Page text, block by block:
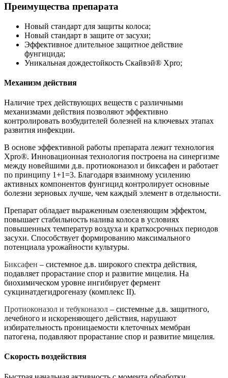
Преимущества препарата
Новый стандарт для защиты колоса;
Новый стандарт в защите от засухи;
Эффективное длительное защитное действие
фунгицида;
Уникальная дождестойкость Скайвэй® Xpro;
Механизм действия
Наличие трех действующих веществ с различными
механизмами действия позволяют эффективно
контролировать возбудителей болезней на ключевых этапах
развития инфекции.
В основе эффективной работы препарата лежит технология
Хpro®. Инновационная технология построена на синергизме
между новейшими д.в. протиоконазол и биксафен и работает
по принципу 1+1=3. Благодаря взаимному усилению
активных компонентов фунгицид контролирует основные
болезни зерновых лучше, чем каждый элемент в отдельности.
Препарат обладает выраженным озеленяющим эффектом,
повышает стабильность налива колоса в условиях
повышенных температур воздуха и краткосрочных периодов
засухи. Способствует формированию максимального
потенциала урожайности культуры.
Биксафен – системное д.в. широкого спектра действия,
подавляет прорастание спор и развитие мицелия. На
биохимическом уровне ингибирует фермент
сукцинатдегидрогеназу (комплекс II).
Протиоконазол и тебуконазол – системные д.в. защитного,
лечебного и искореняющего действия, нарушают
избирательность проницаемости клеточных мембран
патогена, подавляют прорастание спор и развитие мицелия.
Скорость воздействия